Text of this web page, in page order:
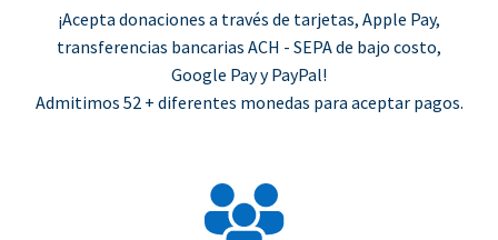
¡Acepta donaciones a través de tarjetas, Apple Pay,
transferencias bancarias ACH - SEPA de bajo costo,
Google Pay y PayPal!
Admitimos 52 + diferentes monedas para aceptar pagos.